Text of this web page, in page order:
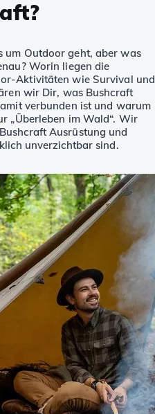
um Outdoor geht, aber was
Worin liegen die
Aktivitäten wie Survival und
wir Dir, was Bushcraft
verbunden ist und warum
„Überleben im Wald“. Wir
Ausrüstung und
unverzichtbar sind.